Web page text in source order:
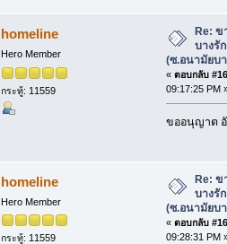
homeline
Hero Member
กระทู้: 11559
Re:
บางรั
(ซ.อนามัยบ
« ตอบกลับ
09:17:25 PM
ขออนุญาต
homeline
Hero Member
กระทู้: 11559
Re: ข
บางรั
(ซ.อนามัยบ
« ตอบกลับ
09:28:31 PM